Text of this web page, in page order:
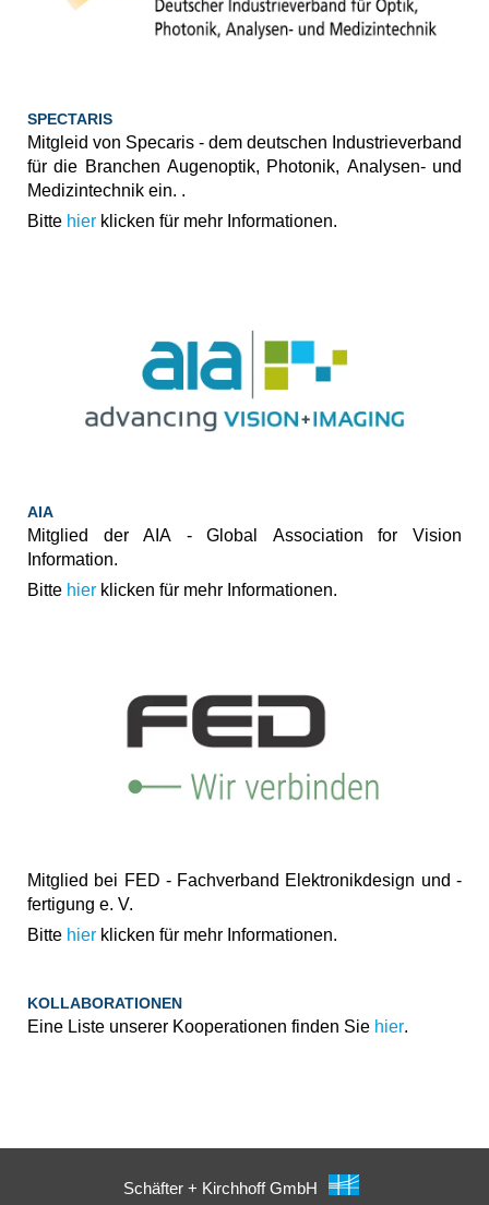
SPECTARIS
Mitgleid von Specaris - dem deutschen Industrieverband
für die Branchen Augenoptik, Photonik, Analysen- und
Medizintechnik ein. .
Bitte hier klicken für mehr Informationen.
AIA
Mitglied der AIA - Global Association for Vision
Information.
Bitte hier klicken für mehr Informationen.
Mitglied bei FED - Fachverband Elektronikdesign und -
fertigung e. V.
Bitte hier klicken für mehr Informationen.
KOLLABORATIONEN
Eine Liste unserer Kooperationen finden Sie hier.
Schäfter + Kirchhoff GmbH